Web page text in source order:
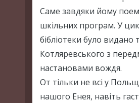
Саме завдяки йому
шкільних програм. У
бібліотеки було видано
Котляревського з
настановами вождя.
От тільки не всі у
нашого Енея, навіть